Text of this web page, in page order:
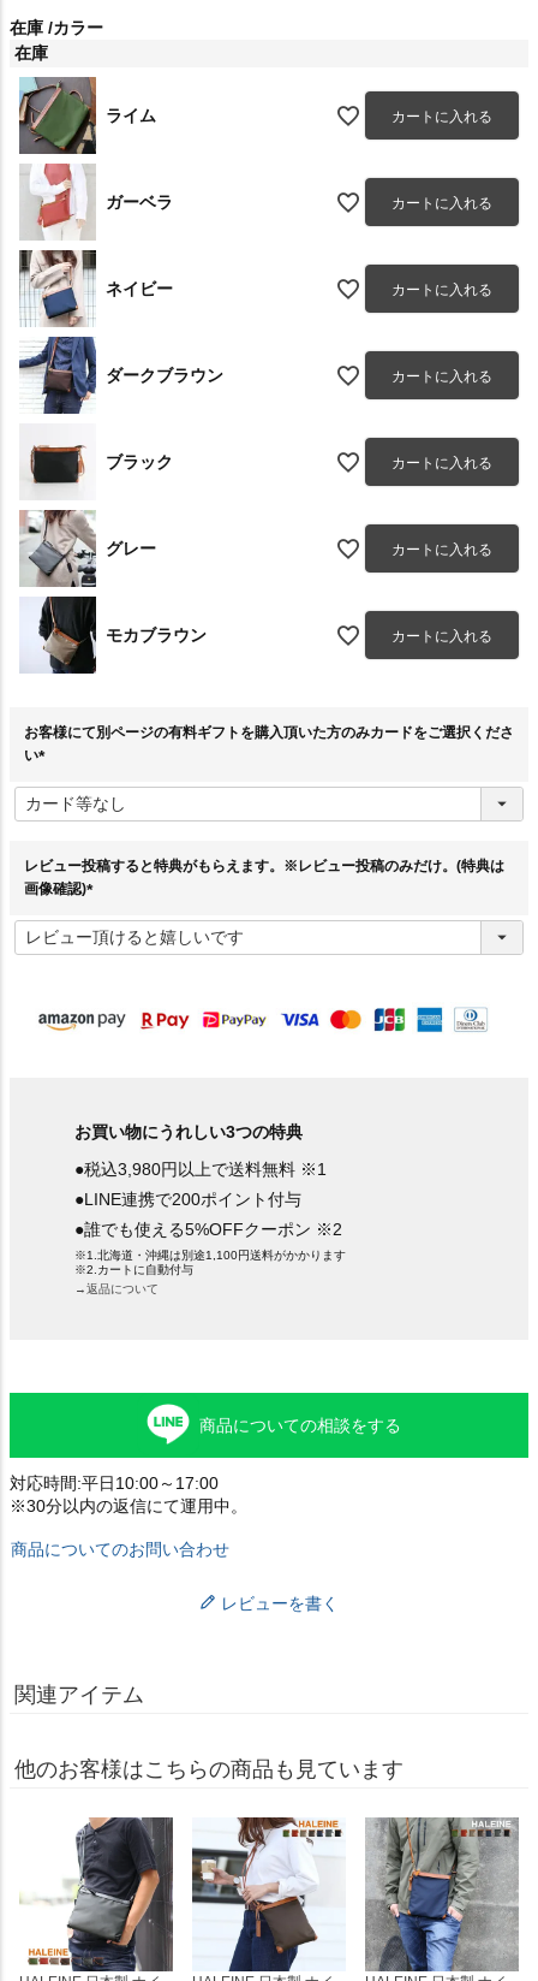
在庫 カラー
在庫
ライム カートに入れる
ガーベラ カートに入れる
ネイビー カートに入れる
ダークブラウン カートに入れる
ブラック カートに入れる
グレー カートに入れる
モカブラウン カートに入れる
お客様にて別ページの有料ギフトを購入頂いた方のみカードをご選択くださ
い
必
須
レビュー投稿すると特典がもらえます。※レビュー投稿のみだけ。(特典は
画像確認)
必
須
お買い物にうれしい3つの特典
●税込3,980円以上で送料無料 ※1
●LINE連携で200ポイント付与
●誰でも使える5%OFFクーポン ※2
※1.北海道・沖縄は別途1,100円送料がかかります
※2.カートに自動付与
→返品について
商品についての相談をする
対応時間:平日10:00～17:00
※30分以内の返信にて運用中。
商品についてのお問い合わせ
レビューを書く
関連アイテム
他のお客様はこちらの商品も見ています